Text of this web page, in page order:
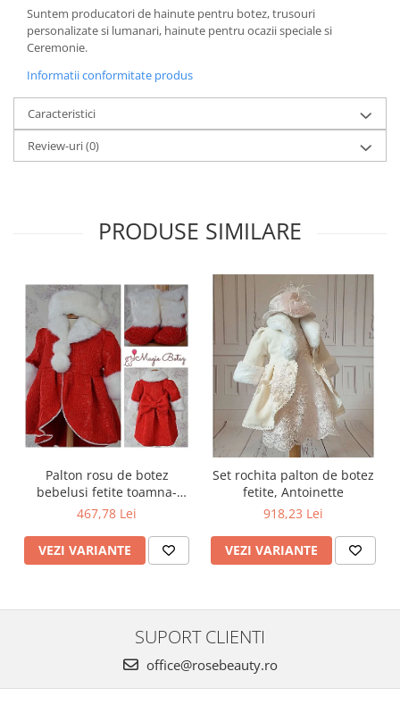
Suntem producatori de hainute pentru botez, trusouri
personalizate si lumanari, hainute pentru ocazii speciale si
Ceremonie.
Informatii conformitate produs
Caracteristici
Review-uri(0)
PRODUSE SIMILARE
Palton rosu de botez
bebelusi fetite toamna-
iarna 3 piese, LOVE
467,78 Lei
VEZI VARIANTE
Set rochita palton de botez
fetite, Antoinette
918,23 Lei
VEZI VARIANTE
SUPORT CLIENTI
office@rosebeauty.ro